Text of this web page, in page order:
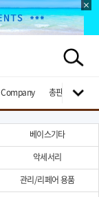
Company 총판브랜드
베이스기타
악세서리
관리/리페어 용품